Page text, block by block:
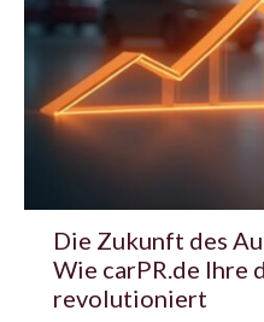
Die Zukunft des
Wie carPR.de Ihre
revolutioniert